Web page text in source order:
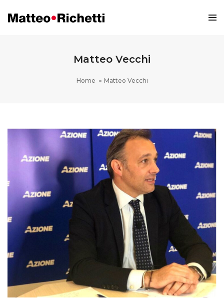
Matteo Vecchi
Home Matteo Vecchi